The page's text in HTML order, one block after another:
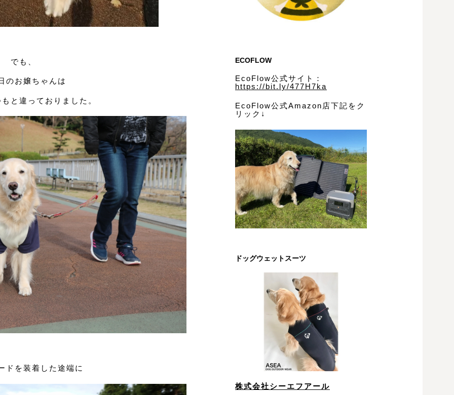
でも、
のお嬢ちゃんは
と違っておりました。
ドを装着した途端に
ECOFLOW
EcoFlow公式サイト：
https://bit.ly/477H7ka
EcoFlow公式Amazon店下記をク
リック↓
ドッグウェットスーツ
株式会社シーエフアール